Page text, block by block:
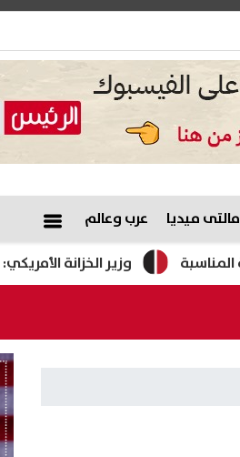
مالتى ميديا عرب وعالم
وزير الخزانة الأمريكي: